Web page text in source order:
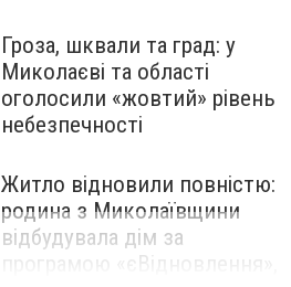
Гроза, шквали та град: у
Миколаєві та області
оголосили «жовтий» рівень
небезпечності
Житло відновили повністю:
родина з Миколаївщини
відбудувала дім за
програмою «єВідновлення»,